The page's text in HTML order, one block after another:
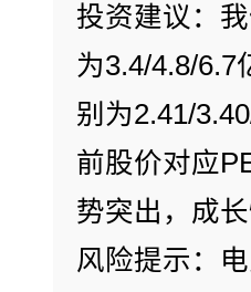
投资建议：
为3.4/4.8/6.7
别为2.41/
前股价对应
势突出，成
风险提示：